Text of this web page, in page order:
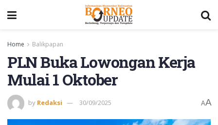
Home Balikpapan
PLN Buka Lowongan Kerja
Mulai 1 Oktober
by Redaksi 30/09/2025 AA